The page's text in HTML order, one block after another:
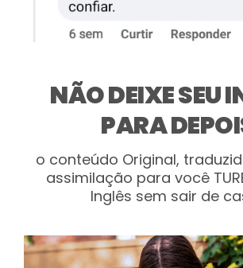
NÃO DEIXE SEU
PARA
o conteúdo Original,
assimilação para você
Inglês sem sair de